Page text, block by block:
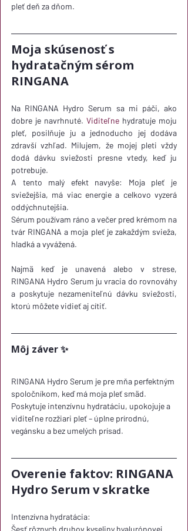
pleť deň za dňom.
Moja skúsenosť s
hydratačným sérom
RINGANA
Na RINGANA Hydro Serum sa mi páči, ako
dobre je navrhnuté. Viditeľne hydratuje moju
pleť, posilňuje ju a jednoducho jej dodáva
zdravší vzhľad. Milujem, že mojej pleti vždy
dodá dávku sviežosti presne vtedy, keď ju
potrebuje.
A tento malý efekt navyše: Moja pleť je
sviežejšia, má viac energie a celkovo vyzerá
oddýchnutejšia.
Sérum používam ráno a večer pred krémom na
tvár RINGANA a moja pleť je zakaždým svieža,
hladká a vyvážená.
Najmä keď je unavená alebo v strese,
RINGANA Hydro Serum ju vracia do rovnováhy
a poskytuje nezameniteľnú dávku sviežosti,
ktorú môžete vidieť aj cítiť.
Môj záver ✨
RINGANA Hydro Serum je pre mňa perfektným
spoločníkom, keď má moja pleť smäd.
Poskytuje intenzívnu hydratáciu, upokojuje a
viditeľne rozžiari pleť – úplne prírodnú,
vegánsku a bez umelých prísad.
Overenie faktov: RINGANA
Hydro Serum v skratke
Intenzívna hydratácia: